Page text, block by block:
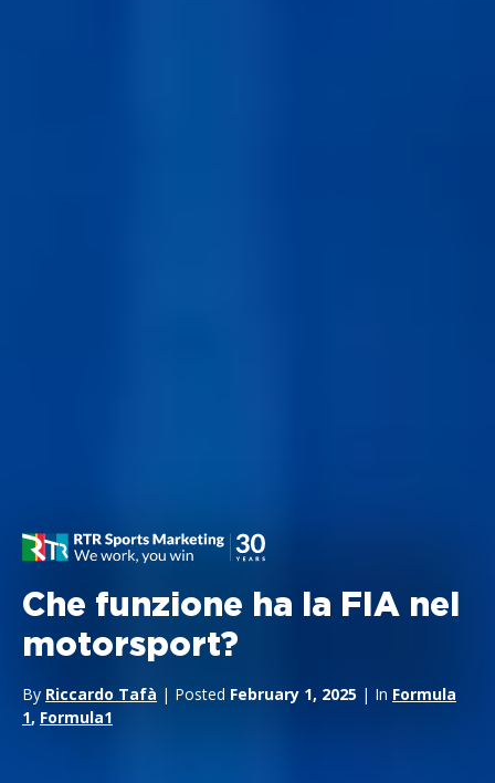
Che funzione ha la FIA nel
motorsport?
By Riccardo Tafà | Posted February 1, 2025 | In Formula
1, Formula1